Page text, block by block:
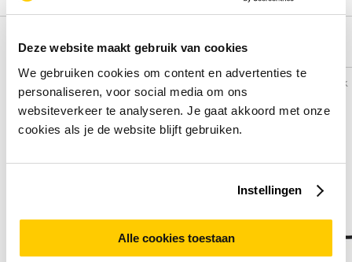
Deze website maakt gebruik van cookies
We gebruiken cookies om content en advertenties te
personaliseren, voor social media om ons
websiteverkeer te analyseren. Je gaat akkoord met onze
cookies als je de website blijft gebruiken.
Instellingen
Alle cookies toestaan
Alternatieven
Vergelijk Vergelijk